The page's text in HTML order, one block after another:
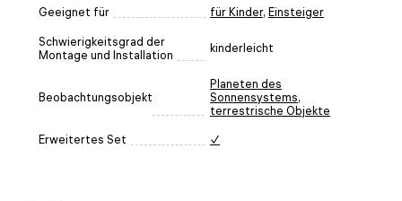
Geeignet für für Kinder, Einsteiger
Schwierigkeitsgrad der
Montage und Installation
kinderleicht
Beobachtungsobjekt
Planeten des
Sonnensystems,
terrestrische Objekte
Erweitertes Set ✓